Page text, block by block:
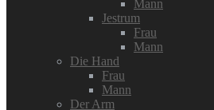
Mann
Jestrum
Frau
Mann
Die Hand
Frau
Mann
Der Arm